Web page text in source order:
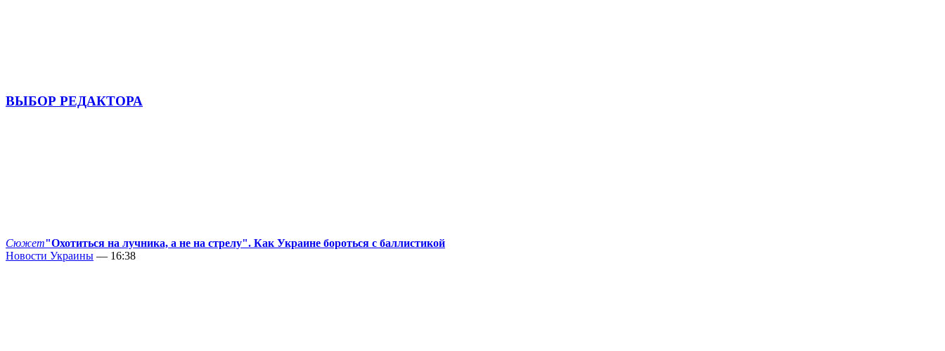
ВЫБОР РЕДАКТОРА
Сюжет"Охотиться на лучника, а не на стрелу". Как Украине бороться с баллистикой
Новости Украины — 16:38